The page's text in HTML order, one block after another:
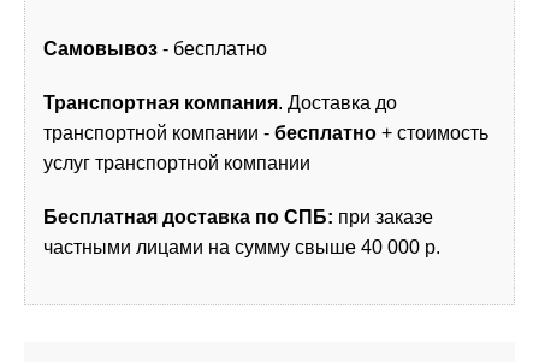
Самовывоз - бесплатно
Транспортная компания. Доставка до
транспортной компании - бесплатно + стоимость
услуг транспортной компании
Бесплатная доставка по СПБ: при заказе
частными лицами на сумму свыше 40 000 р.